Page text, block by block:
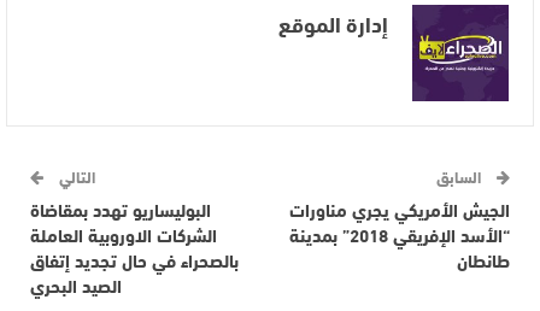
إدارة الموقع
السابق
الجيش الأمريكي يجري مناورات
“الأسد الإفريقي 2018” بمدينة
طانطان
التالي
البوليساريو تهدد بمقاضاة
الشركات الاوروبية العاملة
بالصحراء في حال تجديد إتفاق
الصيد البحري